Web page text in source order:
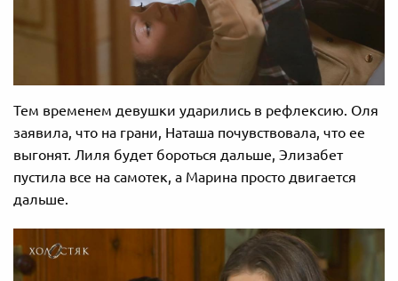
Тем временем девушки ударились в рефлексию. Оля
заявила, что на грани, Наташа почувствовала, что ее
выгонят. Лиля будет бороться дальше, Элизабет
пустила все на самотек, а Марина просто двигается
дальше.